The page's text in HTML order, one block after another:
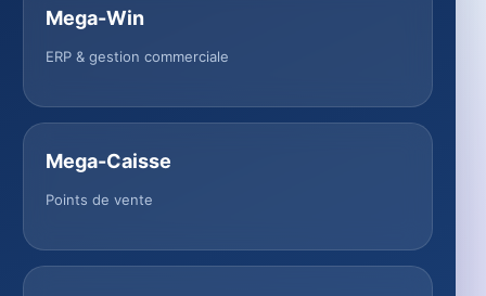
Mega-Win
ERP & gestion commerciale
Mega-Caisse
Points de vente